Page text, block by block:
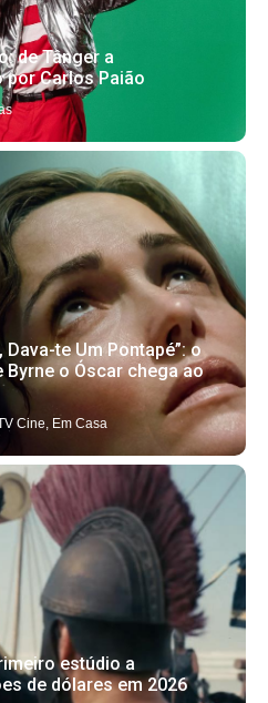
de Tânger a
por Carlos Paião
Dava-te Um Pontapé”: o
Byrne o Óscar chega ao
Cine Em Casa
estúdio a
de dólares em 2026